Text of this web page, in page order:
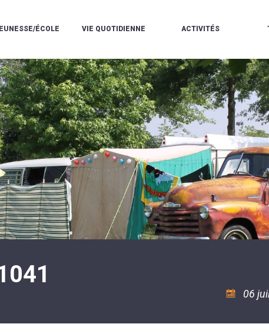
ÉCOLE VIE QUOTIDIENNE
ESPACE
DE
VIE
SOCIALE
QUELQUES
RÈGLES
DE
VIE
ENVIRONNEMENT
L'EAU
ET
L'ASSAINISSEMENT
AUTONOMIE
CCAS
LA
ACTIVITÉS
LA
MÉDIATHÈQUE
L'ÉCOLE
COMMUNAUTAIRE
DE
MUSIQUE
L'ÉCOLE
COMMUNAUTAIRE
DE
DANSE
LA
PISCINE
COMMUNAUTAIRE
ASSOCIATIONS
LA
VOIE
ET
LES
LE
CARS
ET
LA
06